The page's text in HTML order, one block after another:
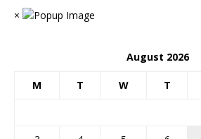
×
August 2026
M T W T